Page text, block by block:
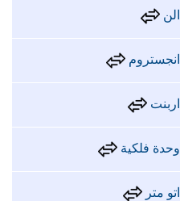
الن
انجستروم
اربنت
وحدة فلكية
اتو متر